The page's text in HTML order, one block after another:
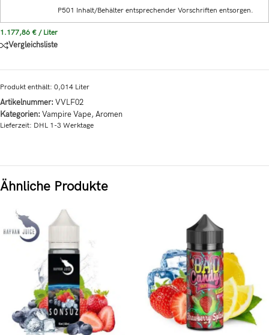
P501 Inhalt/Behälter entsprechender Vorschriften entsorgen.
1.177,86 € / Liter
Vergleichsliste
Produkt enthält: 0,014 Liter
Artikelnummer: VVLF02
Kategorien: Vampire Vape,Aromen
Lieferzeit: DHL 1-3 Werktage
Ähnliche Produkte